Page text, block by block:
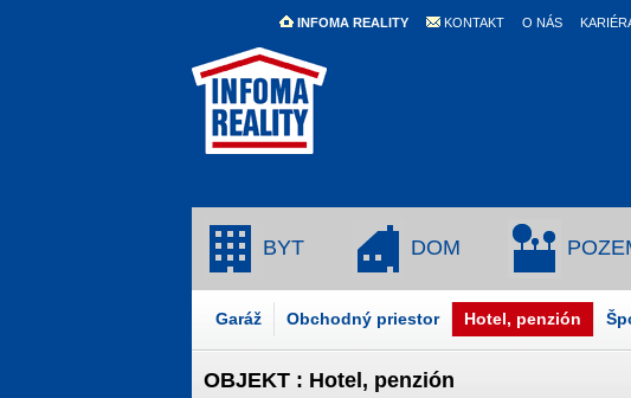
INFOMA REALITY KONTAKT O NÁS
BYT DOM
Garáž Obchodný priestor Hotel, penzión
OBJEKT : Hotel, penzión